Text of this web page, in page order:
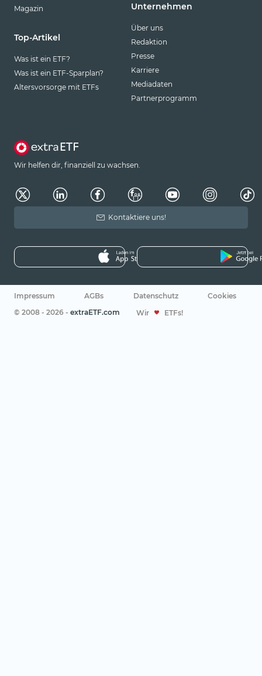
Magazin
Top-Artikel
Was ist ein ETF?
Was ist ein ETF-Sparplan?
Altersvorsorge mit ETFs
Unternehmen
Über uns
Redaktion
Presse
Karriere
Mediadaten
Partnerprogramm
Wir helfen dir, finanziell zu wachsen.
Kontaktiere uns!
Impressum AGBs Datenschutz
Cookies
© 2008 - 2026 - extraETF.com Wir ETFs!